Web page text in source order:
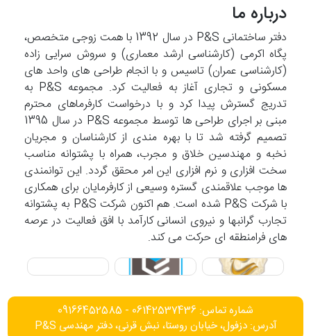
درباره ما
دفتر ساختمانی P&S در سال 1392 با همت زوجی متخصص،
پگاه اکرمی (کارشناسی ارشد معماری) و سروش سرایی زاده
(کارشناسی عمران) تاسیس و با انجام طراحی های واحد های
مسکونی و تجاری آغاز به فعالیت کرد. مجموعه P&S به
تدریج گسترش پیدا کرد و با درخواست کارفرماهای محترم
مبنی بر اجرای طراحی ها توسط مجموعه P&S در سال 1395
تصمیم گرفته شد تا با بهره مندی از کارشناسان و مجریان
نخبه و مهندسین خلاق و مجرب، همراه با پشتوانه مناسب
سخت افزاری و نرم افزاری این امر محقق گردد. این توانمندی
ها موجب علاقمندی گستره وسیعی از کارفرمایان برای همکاری
با شرکت P&S شده است. هم اکنون شرکت P&S به پشتوانه
تجارب گرانبها و نیروی انسانی کارآمد با افق فعالیت در عرصه
های فرامنطقه ای حرکت می کند.
شماره تماس: 06142537436 - 09166452585
آدرس: دزفول، خیابان روستا، نبش قرنی، دفتر مهندسی P&S